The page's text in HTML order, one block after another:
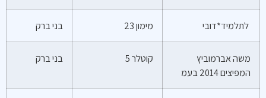
לתלמיד*דובי מימון 23 בני ברק
משה אברמוביץ
המפיצים 2014 בעמ
קוטלר 5 בני ברק